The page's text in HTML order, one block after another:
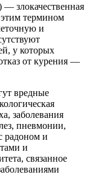
злокачественная
термином
и
у которых
от курения —
вредные
заболевания
пневмонии,
радоном и
и
связанное